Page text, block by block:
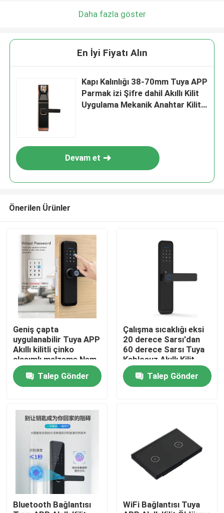
Evde
Ürün
Videolar
Daha fazla göster
En İyi Fiyatı Alın
Kapı Kalınlığı 38-70mm Tuya APP
Parmak izi Şifre dahil Akıllı Kilit
Uygulama Mekanik Anahtar Kilit
Devam et
Önerilen Ürünler
Geniş çapta
uygulanabilir Tuya APP
Akıllı kilitli çinko
alaşımlı malzeme Nem
aralığı ile uyumlu 20%
-90% Güvenlik
özellikleri sunar
Talep Gönder
Çalışma sıcaklığı eksi
20 derece Sarsı'dan
60 derece Sarsı Tuya
Kablosuz Akıllı Kilit
Kapı kalınlığı 38 ila 70
milimetre akıllı
kilitleme sistemi
Talep Gönder
Bluetooth Bağlantısı
WiFi Bağlantısı Tuya